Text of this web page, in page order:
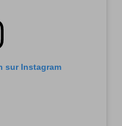
sur Instagram